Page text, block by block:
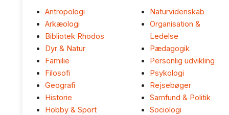
Antropologi
Arkæologi
Bibliotek Rhodos
Dyr & Natur
Familie
Filosofi
Geografi
Historie
Hobby & Sport
Naturvidenskab
Organisation &
Ledelse
Pædagogik
Personlig udvikling
Psykologi
Rejsebøger
Samfund & Politik
Sociologi